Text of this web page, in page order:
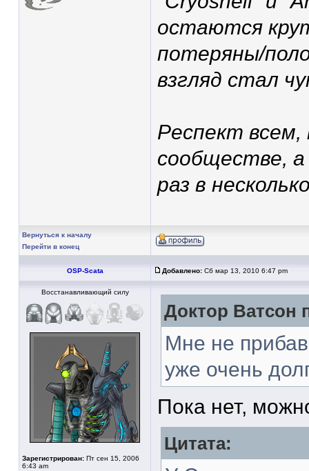
остаются
потеряны/
взгляд стал
Респект
сообществе,
раз в
Вернуться к началу
Перейти в конец
OSP-Scata Добавлено: Сб мар 13, 2010 6:47 pm
Восстанавливающий силу
Зарегистрирован: Пт сен 15, 2006
6:43 am
Доктор Ватсон
Мне не
уже очень
Пока нет,
Цитата: